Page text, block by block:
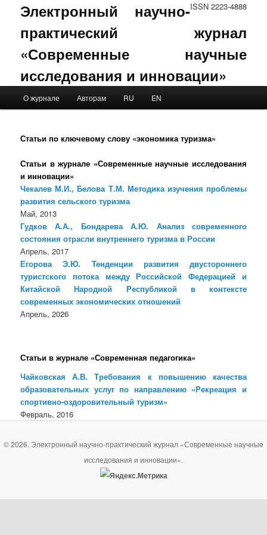
ISSN 2223-4888
Электронный научно-
практический журнал
«Современные научные
исследования и инновации»
Skip to primary content
Skip to secondary content
О журнале Авторам RU EN
Статьи по ключевому слову «экономика туризма»
Статьи в журнале «Современные научные исследования
и инновации»
Чекалев М.И., Белова Т.М. Методика изучения проблемы
развития сельского туризма
Май, 2013
Гудков А.А., Бондарева А.Ю. Анализ современного
состояния отрасли внутреннего туризма в России
Апрель, 2017
Егорова Э.Ю. Тенденции развития двустороннего
туристского потока между Российской Федерацией и
Китайской Народной Республикой в контексте
современных экономических отношений
Апрель, 2026
Статьи в журнале «Современная педагогика»
Чайковская А.В. Требования к повышению качества
образовательных услуг по направлению «Рекреация и
спортивно-оздоровительный туризм»
Февраль, 2016
© 2026. Электронный научно-практический журнал «Современные научные
исследования и инновации».